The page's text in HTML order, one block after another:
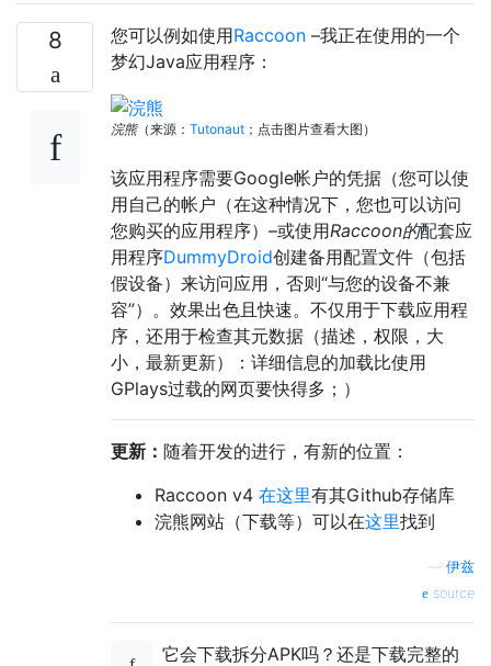
8 您可以例如使用Raccoon –我正在使用的一个
梦幻Java应用程序：
浣熊（来源： Tutonaut ；点击图片查看大图）
该应用程序需要Google帐户的凭据（您可以使
用自己的帐户（在这种情况下，您也可以访问
您购买的应用程序）–或使用Raccoon的配套应
用程序DummyDroid创建备用配置文件（包括
假设备）来访问应用，否则“与您的设备不兼
容”）。效果出色且快速。不仅用于下载应用程
序，还用于检查其元数据（描述，权限，大
小，最新更新）：详细信息的加载比使用
GPlays过载的网页要快得多；）
更新： 随着开发的进行，有新的位置：
Raccoon v4 在这里有其Github存储库
浣熊网站（下载等）可以在这里找到
伊兹
source
它会下载拆分APK吗？还是下载完整的